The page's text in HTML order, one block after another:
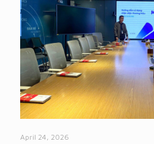
April 24, 2026